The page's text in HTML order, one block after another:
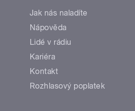
Jak nás naladíte
Nápověda
Lidé v rádiu
Kariéra
Kontakt
Rozhlasový poplatek